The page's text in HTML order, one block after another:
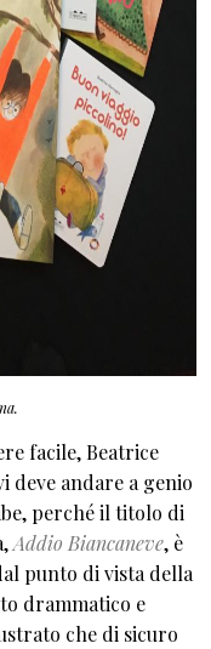
facile, Beatrice
deve andare a genio
perché il titolo di
Addio Biancaneve, è
punto di vista della
drammatico e
che di sicuro